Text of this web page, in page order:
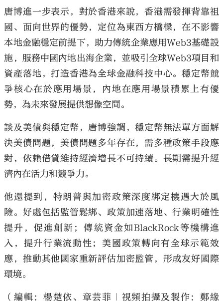
唐博進一步表示，對於香港來說，香港需發揮背靠祖
國、面向世界的優勢，定位為東西方橋樑，在不影響
本地金融穩定前提下，助力傳統企業應用Web3基礎設
施，服務中國內地出海企業，並吸引全球Web3項目和
資產落地，打造香港為全球金融科技中心。穩定幣競
爭核心在於應用場景，內地在應用場景積累上有優
勢，為未來發展提供想像空間。
談及美債與穩定幣，唐博強調，穩定幣無法單方面解
決美債問題，美債問題多年存在，需多種政策手段應
對，依賴借貸維持經濟增長不可持續。長期需提升經
濟內在活力和競爭力。
他還提到，特朗普與加密政策深度綁定機遇大於風
險。好處包括監管鬆綁、政策加速落地、行業明確性
提升，促進創新；傳統資金如BlackRock等機構進
入，提升行業流動性；美國政策轉向有全球示範效
應，推動其他國家重新評估加密監管，形成友好國際
環境。
（編輯：楊楚依、章芸菲｜視頻拍攝及製作：鄭緣